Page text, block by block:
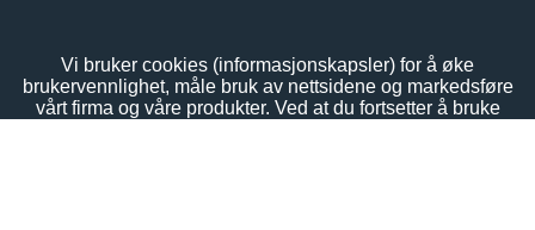
Vi bruker cookies (informasjonskapsler) for å øke
brukervennlighet, måle bruk av nettsidene og markedsføre
vårt firma og våre produkter. Ved at du fortsetter å bruke